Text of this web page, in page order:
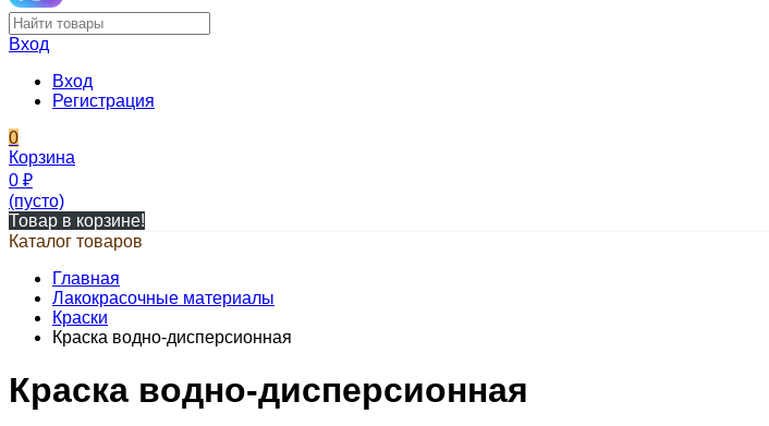
Вход
Вход
Регистрация
0
Корзина
0 ₽
(пусто)
Товар в корзине!
Каталог товаров
Главная
Лакокрасочные материалы
Краски
Краска водно-дисперсионная
Краска водно-дисперсионная